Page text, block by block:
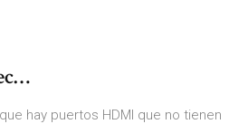
hay puertos HDMI que no tienen